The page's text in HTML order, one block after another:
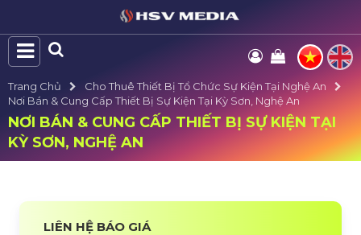
Trang Chủ
Cho Thuê Thiết Bị Tổ Chức Sự Kiện Tại Nghệ An
Nơi Bán & Cung Cấp Thiết Bị Sự Kiện Tại Kỳ Sơn, Nghệ An
NƠI BÁN & CUNG CẤP THIẾT BỊ SỰ KIỆN TẠI
KỲ SƠN, NGHỆ AN
LIÊN HỆ BÁO GIÁ